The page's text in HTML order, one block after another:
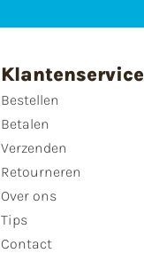
Klantenservice
Bestellen
Betalen
Verzenden
Retourneren
Over ons
Tips
Contact